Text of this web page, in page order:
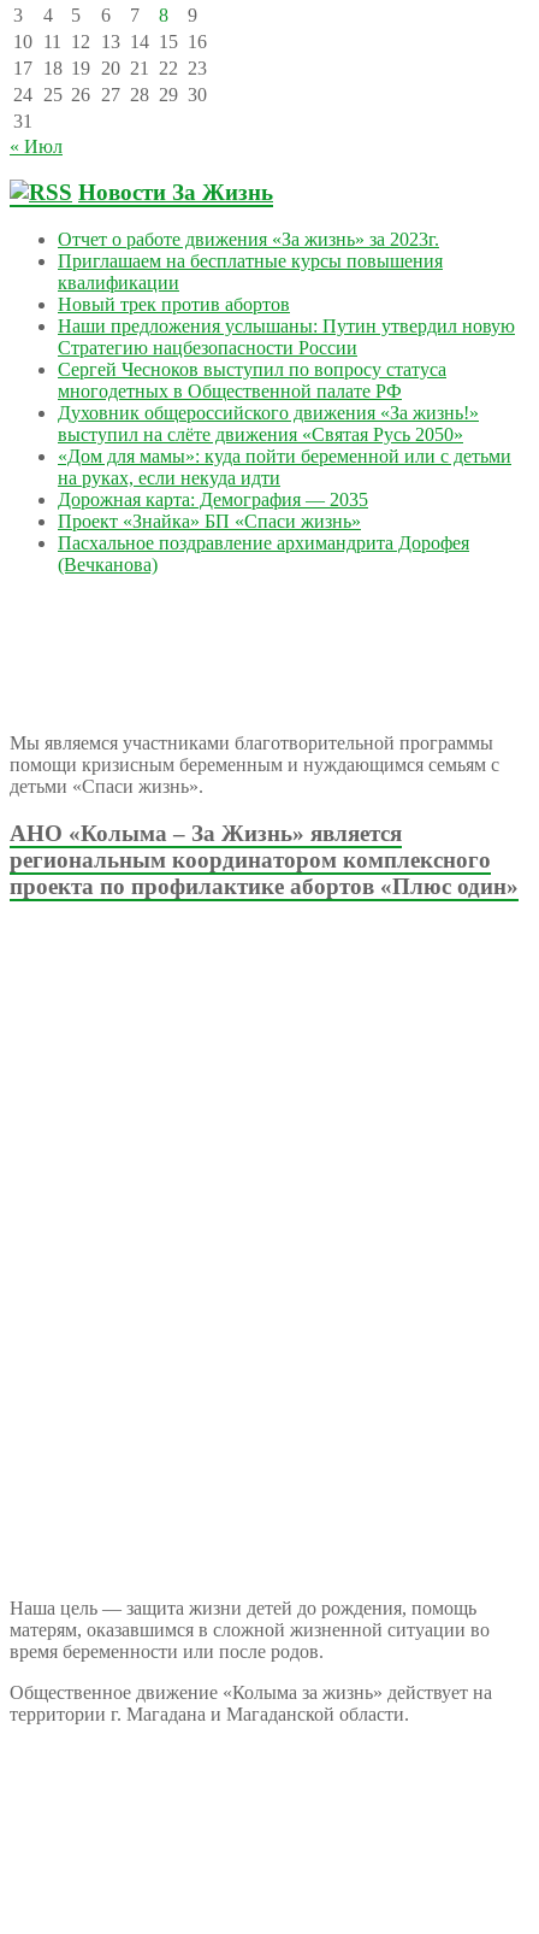
3
4 5 6 7 8
9
10 11 12 13 14 15 16
17 18 19 20 21 22 23
24 25 26 27 28 29 30
31
« Июл
Новости За Жизнь
Отчет о работе движения «За жизнь» за 2023г.
Приглашаем на бесплатные курсы повышения
квалификации
Новый трек против абортов
Наши предложения услышаны: Путин утвердил новую
Стратегию нацбезопасности России
Сергей Чесноков выступил по вопросу статуса
многодетных в Общественной палате РФ
Духовник общероссийского движения «За жизнь!»
выступил на слёте движения «Святая Русь 2050»
«Дом для мамы»: куда пойти беременной или с детьми
на руках, если некуда идти
Дорожная карта: Демография — 2035
Проект «Знайка» БП «Спаси жизнь»
Пасхальное поздравление архимандрита Дорофея
(Вечканова)
Мы являемся участниками благотворительной программы
помощи кризисным беременным и нуждающимся семьям с
детьми «Спаси жизнь».
АНО «Колыма – За Жизнь» является
региональным координатором комплексного
проекта по профилактике абортов «Плюс один»
Наша цель — защита жизни детей до рождения, помощь
матерям, оказавшимся в сложной жизненной ситуации во
время беременности или после родов.
Общественное движение «Колыма за жизнь» действует на
территории г. Магадана и Магаданской области.